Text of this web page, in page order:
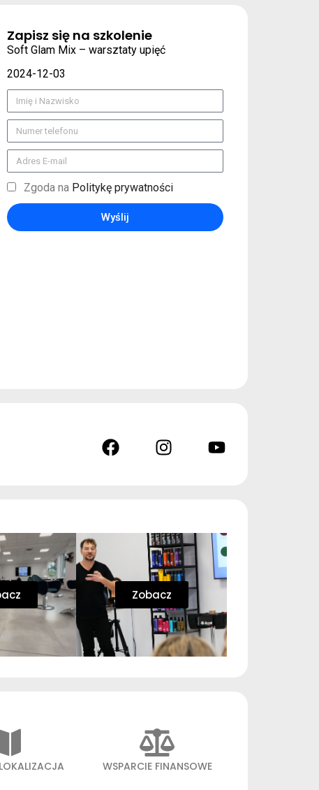
Zapisz się na szkolenie
Soft Glam Mix – warsztaty upięć
2024-12-03
Zgoda na Politykę prywatności
Wyślij
Zobacz
WSPARCIE FINANSOWE